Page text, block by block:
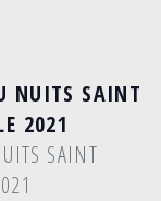
NUITS SAINT
2021
SAINT